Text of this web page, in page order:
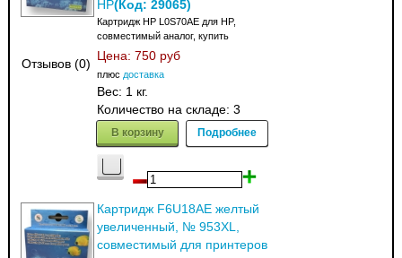
Отзывов (0)
HP(Код:29065)
Картридж HP L0S70AE для HP,
совместимый аналог, купить
Цена:750 руб
плюс доставка
Вес: 1 кг.
Количество на складе:3
В корзину Подробнее
Картридж F6U18AE желтый
увеличенный, № 953XL,
совместимый для принтеров